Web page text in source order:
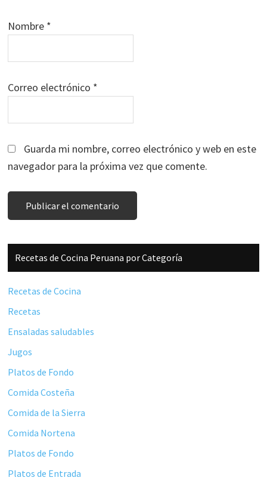
Nombre *
Correo electrónico *
Guarda mi nombre, correo electrónico y web en este
navegador para la próxima vez que comente.
Barra
lateral
principal
Recetas de Cocina Peruana por Categoría
Recetas de Cocina
Recetas
Ensaladas saludables
Jugos
Platos de Fondo
Comida Costeña
Comida de la Sierra
Comida Nortena
Platos de Fondo
Platos de Entrada